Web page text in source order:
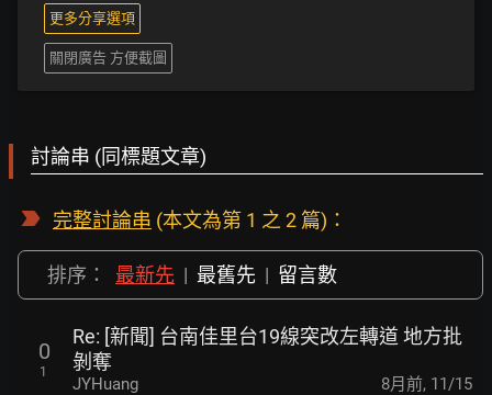
更多分享選項
關閉廣告 方便截圖
討論串 (同標題文章)
完整討論串 (本文為第 1 之 2 篇)：
排序： 最新先 | 最舊先 | 留言數
0
1
Re: [新聞] 台南佳里台19線突改左轉道 地方批
剝奪
JYHuang 8月前, 11/15